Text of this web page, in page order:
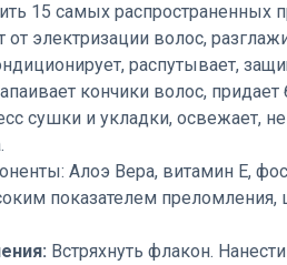
15 самых распространенных
электризации волос,
распутывает,
кончики волос, придает
сушки и укладки, освежает,
Алоэ Вера, витамин Е,
показателем
Встряхнуть флакон.